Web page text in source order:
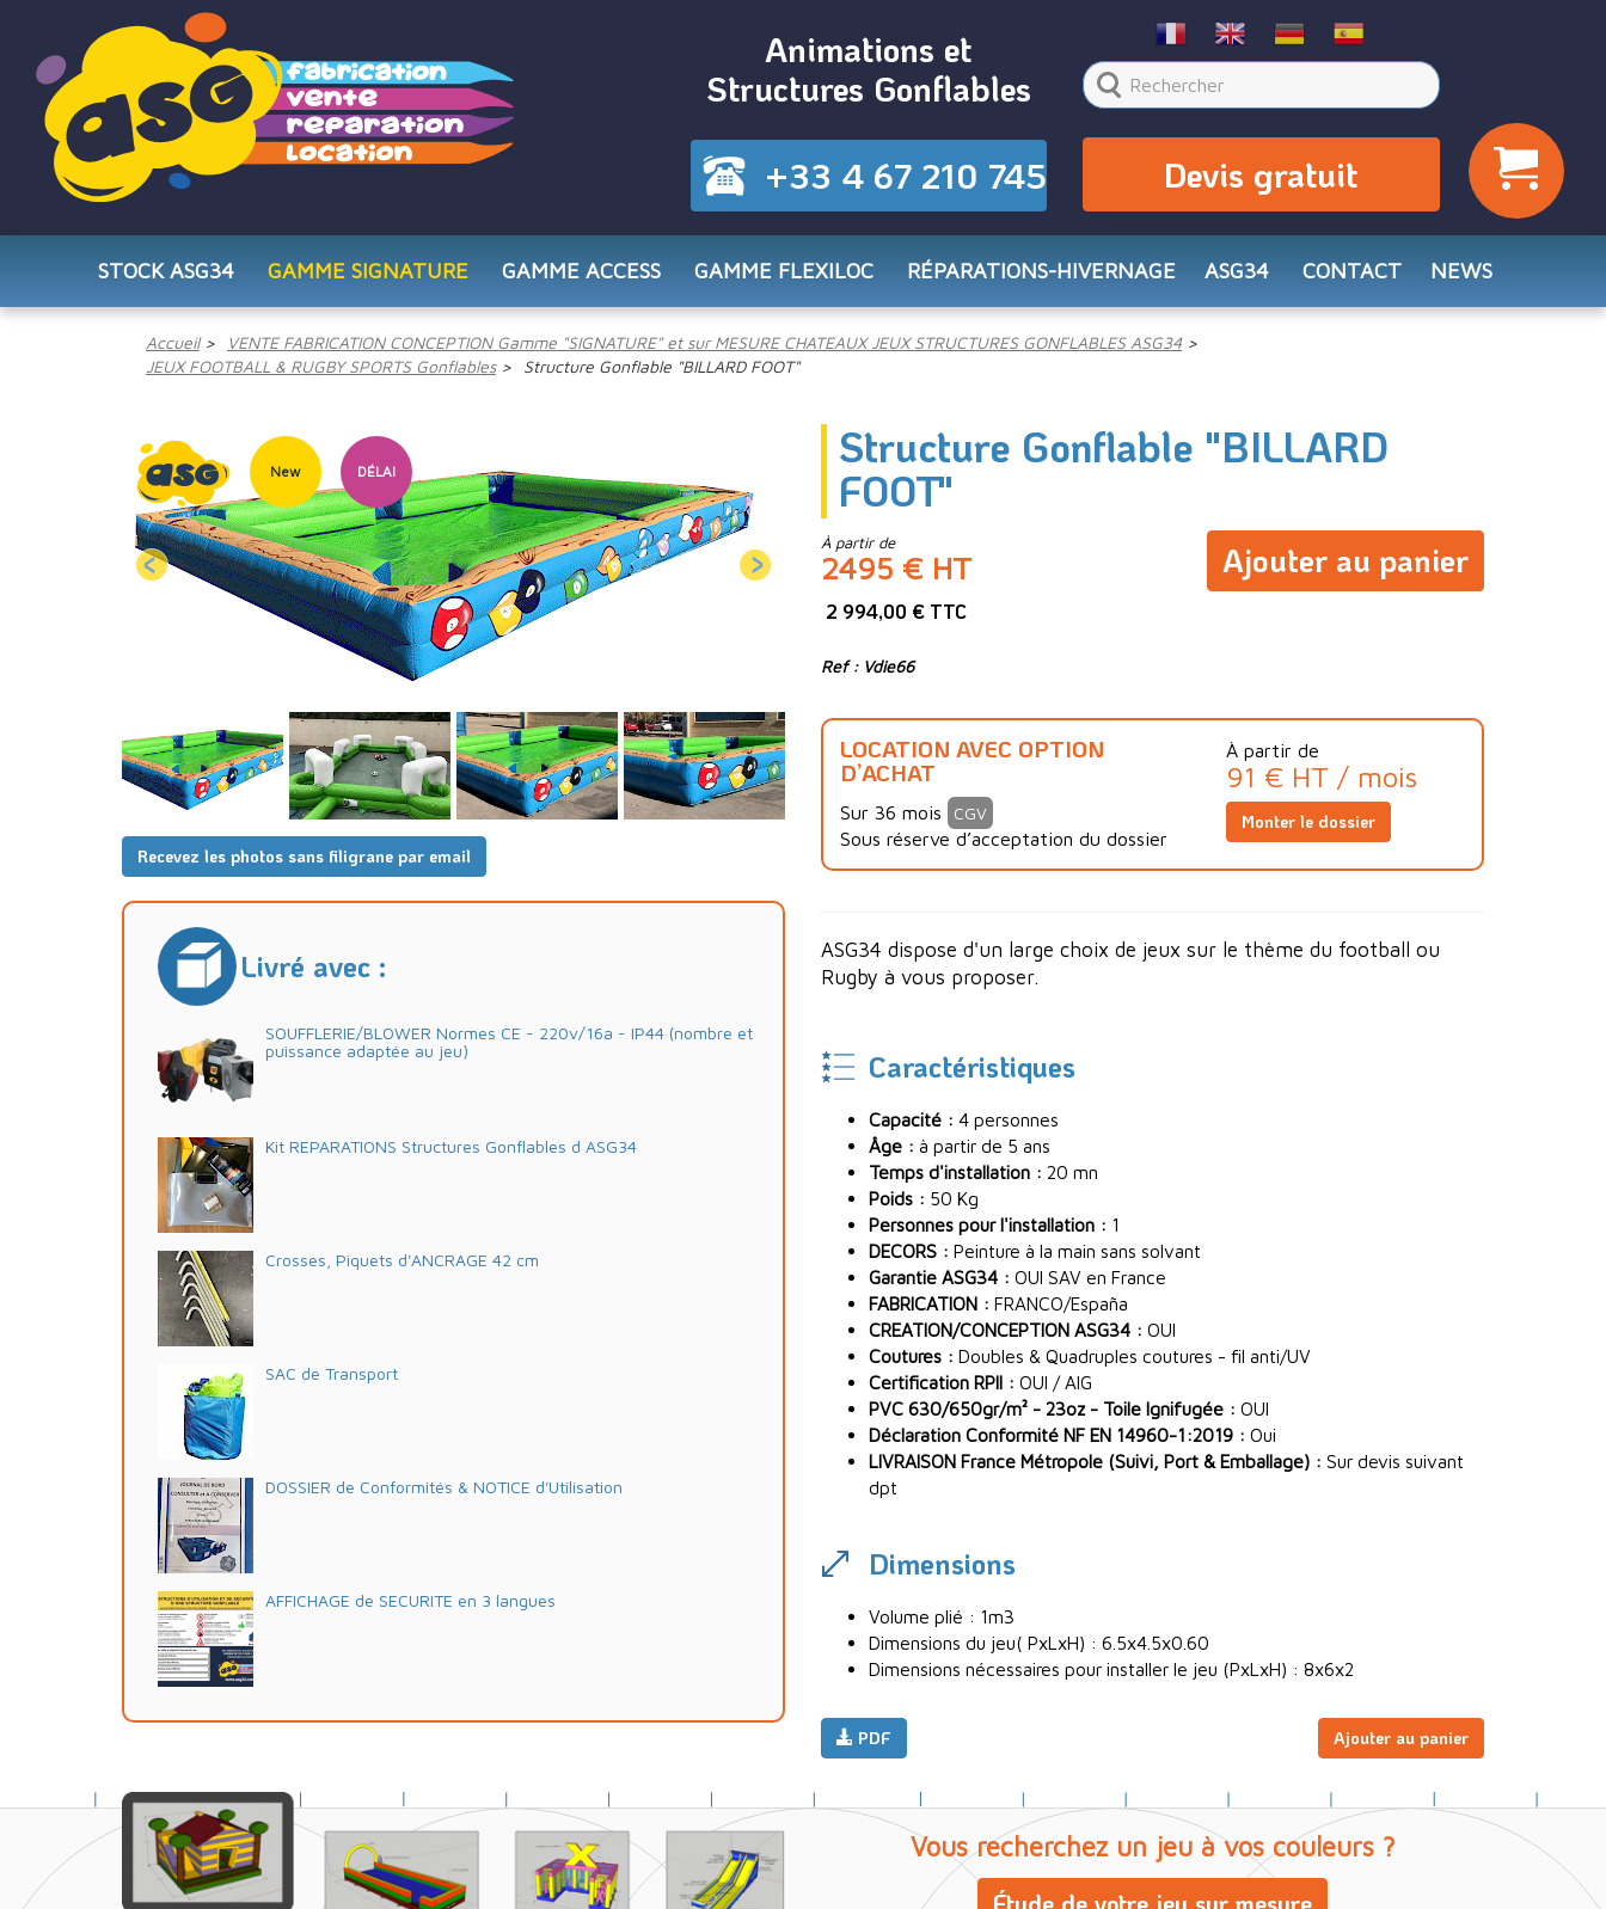
Animations et
Structures Gonflables
+33 4 67 210 745 Devis gratuit
STOCK ASG34 GAMME SIGNATURE GAMME ACCESS GAMME FLEXILOC RÉPARATIONS-HIVERNAGE ASG34 CONTACT NEWS
Accueil
VENTE FABRICATION CONCEPTION Gamme "SIGNATURE" et sur MESURE CHATEAUX JEUX STRUCTURES GONFLABLES ASG34
JEUX FOOTBALL & RUGBY SPORTS Gonflables
Structure Gonflable "BILLARD FOOT"
Recevez les photos sans filigrane par email
New DÉLAI
Livré avec :
SOUFFLERIE/BLOWER Normes CE - 220v/16a - IP44 (nombre et
puissance adaptée au jeu)
Kit REPARATIONS Structures Gonflables d ASG34
Crosses, Piquets d'ANCRAGE 42 cm
SAC de Transport
DOSSIER de Conformités & NOTICE d'Utilisation
AFFICHAGE de SECURITE en 3 langues
Structure Gonflable "BILLARD
FOOT"
À partir de
2495 € HT
2 994,00 € TTC
Ajouter au panier
Ref : Vdie66
LOCATION AVEC OPTION
D’ACHAT
Sur 36 mois CGV
Sous réserve d’acceptation du dossier
À partir de
91 € HT / mois
Monter le dossier
ASG34 dispose d'un large choix de jeux sur le thème du football ou
Rugby à vous proposer.
Caractéristiques
Capacité : 4 personnes
Âge : à partir de 5 ans
Temps d'installation : 20 mn
Poids : 50 Kg
Personnes pour l'installation : 1
DECORS : Peinture à la main sans solvant
Garantie ASG34 : OUI SAV en France
FABRICATION : FRANCO/España
CREATION/CONCEPTION ASG34 : OUI
Coutures : Doubles & Quadruples coutures - fil anti/UV
Certification RPII : OUI / AIG
PVC 630/650gr/m² - 23oz - Toile Ignifugée : OUI
Déclaration Conformité NF EN 14960-1:2019 : Oui
LIVRAISON France Métropole (Suivi, Port & Emballage) : Sur devis suivant
dpt
Dimensions
Volume plié : 1m3
Dimensions du jeu( PxLxH) : 6.5x4.5x0.60
Dimensions nécessaires pour installer le jeu (PxLxH) : 8x6x2
Ajouter au panier
PDF
Vous recherchez un jeu à vos couleurs ?